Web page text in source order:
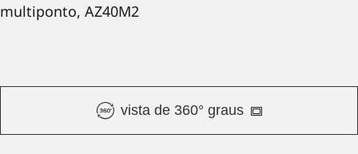
multiponto, AZ40M2
vista de 360° graus